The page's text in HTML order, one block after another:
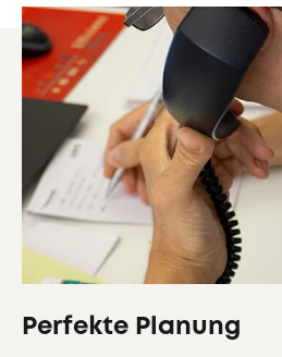
Perfekte Planung